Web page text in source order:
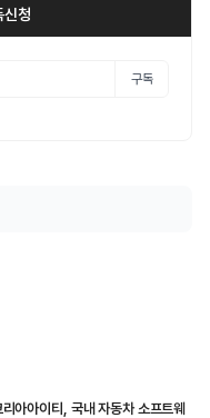
신청
구독
리아아이티, 국내 자동차 소프트웨